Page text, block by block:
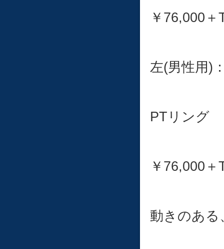
￥76,000＋
左(男性用)
PTリング
￥76,000＋
動きのあ